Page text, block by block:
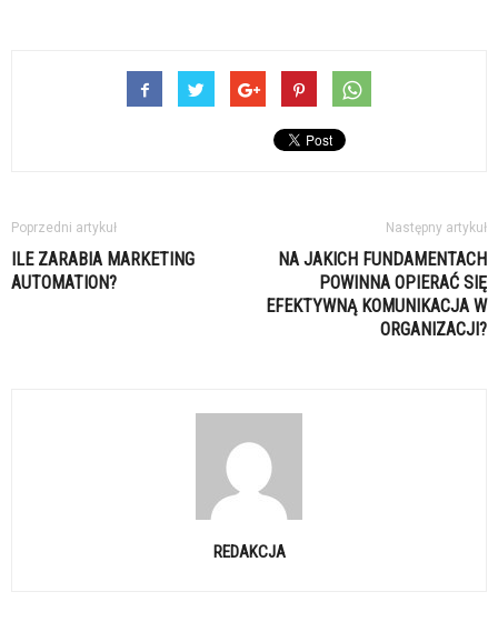
Poprzedni artykuł
ILE ZARABIA MARKETING
AUTOMATION?
Następny artykuł
NA JAKICH FUNDAMENTACH
POWINNA OPIERAĆ SIĘ
EFEKTYWNĄ KOMUNIKACJA W
ORGANIZACJI?
REDAKCJA